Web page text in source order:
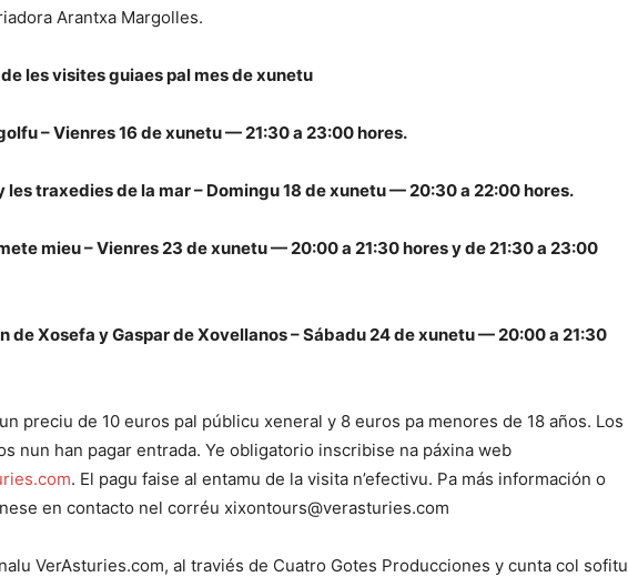
Arantxa Margolles.
les visites guiaes pal mes de xunetu
– Vienres 16 de xunetu — 21:30 a 23:00 hores.
les traxedies de la mar – Domingu 18 de xunetu — 20:30 a 22:00 hores.
mieu – Vienres 23 de xunetu — 20:00 a 21:30 hores y de 21:30 a 23:00
de Xosefa y Gaspar de Xovellanos – Sábadu 24 de xunetu — 20:00 a 21:30
preciu de 10 euros pal públicu xeneral y 8 euros pa menores de 18 años. Los
nun han pagar entrada. Ye obligatorio inscribise na páxina web
. El pagu faise al entamu de la visita n’efectivu. Pa más información o
en contacto nel corréu xixontours@verasturies.com
VerAsturies.com, al traviés de Cuatro Gotes Producciones y cunta col sofitu